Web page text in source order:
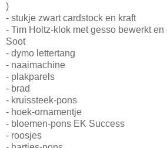
)
- stukje zwart cardstock en kraft
- Tim Holtz-klok met gesso bewerkt
Soot
- dymo lettertang
- naaimachine
- plakparels
- brad
- kruissteek-pons
- hoek-ornamentje
- bloemen-pons EK Success
- roosjes